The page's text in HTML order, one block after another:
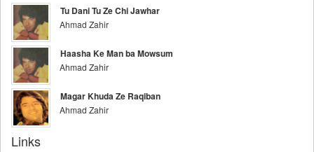
Tu Dani Tu Ze Chi Jawhar
Ahmad Zahir
Haasha Ke Man ba Mowsum
Ahmad Zahir
Magar Khuda Ze Raqiban
Ahmad Zahir
Links